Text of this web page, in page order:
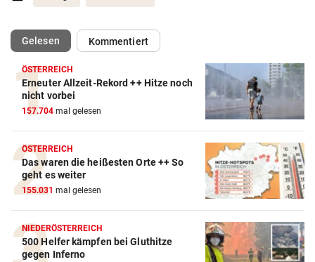
Gelesen(ausgewählt)Kommentiert
ÖSTERREICH
Erneuter Allzeit-Rekord ++ Hitze noch
nicht vorbei
157.704 mal gelesen
ÖSTERREICH
Das waren die heißesten Orte ++ So
geht es weiter
155.031 mal gelesen
NIEDERÖSTERREICH
500 Helfer kämpfen bei Gluthitze
gegen Inferno